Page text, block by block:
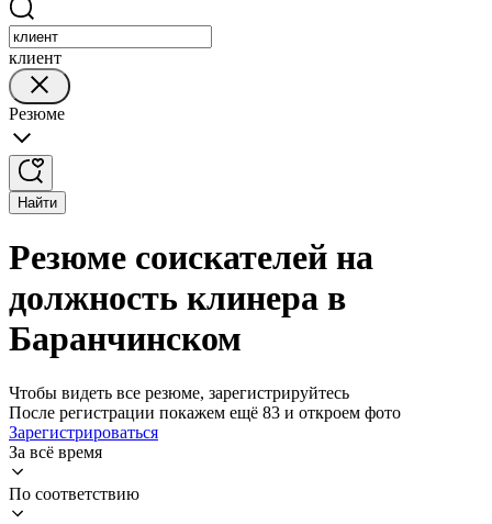
клиент
Резюме
Найти
Резюме соискателей на
должность клинера в
Баранчинском
Чтобы видеть все резюме, зарегистрируйтесь
После регистрации покажем ещё 83 и откроем фото
Зарегистрироваться
За всё время
По соответствию